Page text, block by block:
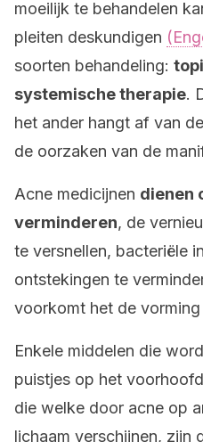
moeilijk te behandelen
pleiten deskundigen
soorten behandeling:
systemische therapie.
het ander hangt af van
de oorzaken van de
Acne medicijnen dienen
verminderen, de
te versnellen, bacteriële
ontstekingen te
voorkomt het de
Enkele middelen die
puistjes op het
die welke door acne op
lichaam verschijnen, zijn